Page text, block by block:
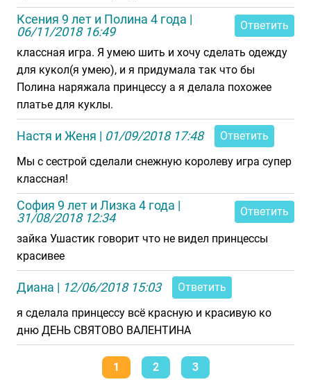
Ксения 9 лет и Полина 4 года |
06/11/2018 16:49
Ответить
классная игра. Я умею шить и хочу сделать одежду
для кукол(я умею), и я придумала так что бы
Полина наряжала принцессу а я делала похожее
платье для куклы.
Настя и Женя | 01/09/2018 17:48
Ответить
Мы с сестрой сделали снежную королеву игра супер
классная!
София 9 лет и Лизка 4 года |
31/08/2018 12:34
Ответить
зайка Ушастик говорит что не видел принцессы
красивее
Диана | 12/06/2018 15:03
Ответить
я сделала принцессу всё красную и красивую ко
дню ДЕНЬ СВЯТОВО ВАЛЕНТИНА
1 2 3